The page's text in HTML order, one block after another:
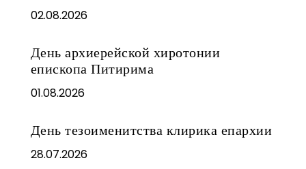
02.08.2026
День архиерейской хиротонии
епископа Питирима
01.08.2026
День тезоименитства клирика епархии
28.07.2026